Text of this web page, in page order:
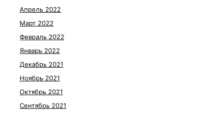
Апрель 2022
Март 2022
Февраль 2022
Январь 2022
Декабрь 2021
Ноябрь 2021
Октябрь 2021
Сентябрь 2021